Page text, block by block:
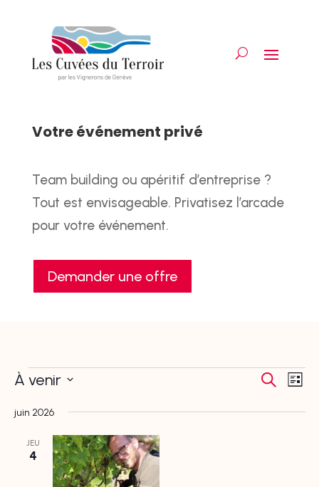
Votre événement privé
Team building ou apéritif d’entreprise ?
Tout est envisageable. Privatisez l’arcade
pour votre événement.
Demander une offre
Évènements Recherche
de
Liste
À venir
date.
juin 2026
JEU
4